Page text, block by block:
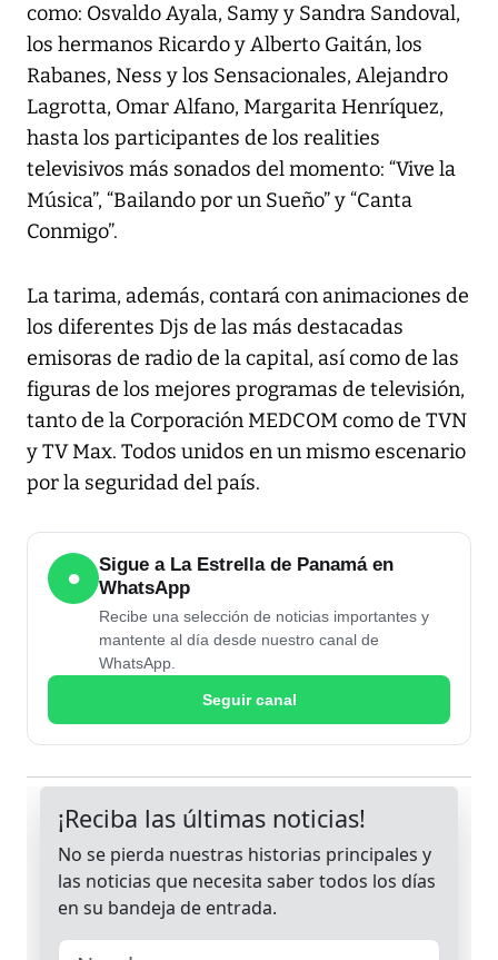
como: Osvaldo Ayala, Samy y Sandra Sandoval,
los hermanos Ricardo y Alberto Gaitán, los
Rabanes, Ness y los Sensacionales, Alejandro
Lagrotta, Omar Alfano, Margarita Henríquez,
hasta los participantes de los realities
televisivos más sonados del momento: “Vive la
Música”, “Bailando por un Sueño” y “Canta
Conmigo”.
La tarima, además, contará con animaciones de
los diferentes Djs de las más destacadas
emisoras de radio de la capital, así como de las
figuras de los mejores programas de televisión,
tanto de la Corporación MEDCOM como de TVN
y TV Max. Todos unidos en un mismo escenario
por la seguridad del país.
●
Sigue a La Estrella de Panamá en
WhatsApp
Recibe una selección de noticias importantes y
mantente al día desde nuestro canal de
WhatsApp.
Seguir canal